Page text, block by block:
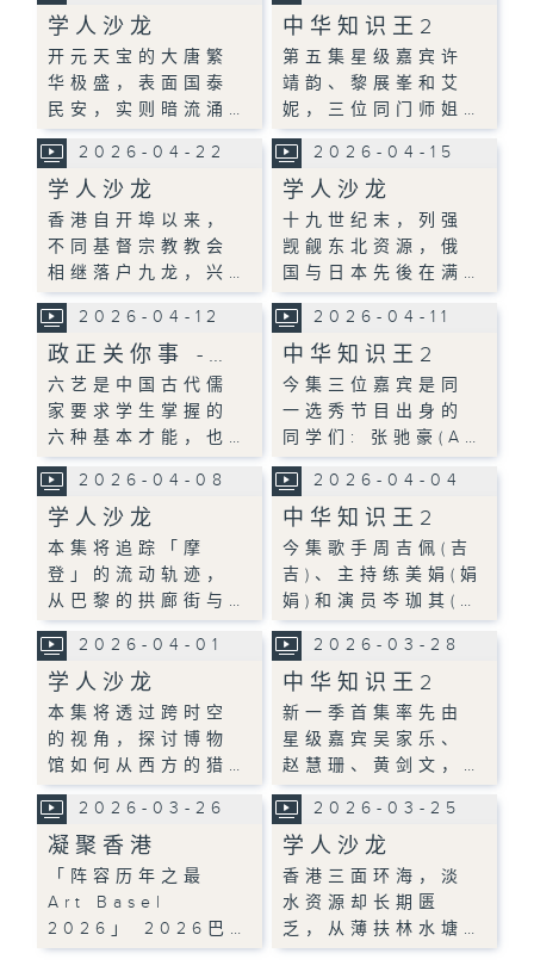
学人沙龙
开元天宝的大唐繁
华极盛，表面国泰
民安，实则暗流涌…
中华知识王2
第五集星级嘉宾许
靖韵、黎展峯和艾
妮，三位同门师姐…
2026-04-22
学人沙龙
香港自开埠以来，
不同基督宗教教会
相继落户九龙，兴…
2026-04-15
学人沙龙
十九世纪末，列强
觊觎东北资源，俄
国与日本先後在满…
2026-04-12
政正关你事 -…
六艺是中国古代儒
家要求学生掌握的
六种基本才能，也…
2026-04-11
中华知识王2
今集三位嘉宾是同
一选秀节目出身的
同学们: 张驰豪(A…
2026-04-08
学人沙龙
本集将追踪「摩
登」的流动轨迹，
从巴黎的拱廊街与…
2026-04-04
中华知识王2
今集歌手周吉佩(吉
吉)、主持练美娟(娟
娟)和演员岑珈其(…
2026-04-01
学人沙龙
本集将透过跨时空
的视角，探讨博物
馆如何从西方的猎…
2026-03-28
中华知识王2
新一季首集率先由
星级嘉宾吴家乐、
赵慧珊、黄剑文，…
2026-03-26
凝聚香港
「阵容历年之最
Art Basel
2026」 2026巴…
2026-03-25
学人沙龙
香港三面环海，淡
水资源却长期匮
乏，从薄扶林水塘…